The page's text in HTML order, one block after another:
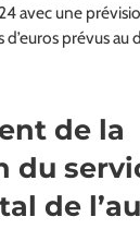
avec une
prévus
de la
du
de